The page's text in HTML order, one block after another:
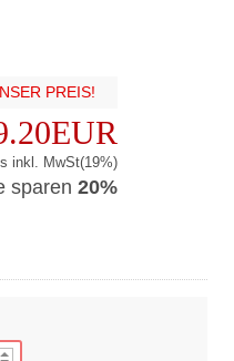
PREIS!
inkl. MwSt(19%)
sparen20%